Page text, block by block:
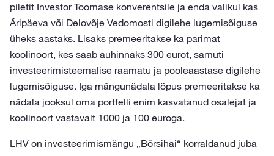
piletit Investor Toomase konverentsile ja enda valikul kas
Äripäeva või Delovõje Vedomosti digilehe lugemisõiguse
üheks aastaks. Lisaks premeeritakse ka parimat
koolinoort, kes saab auhinnaks 300 eurot, samuti
investeerimisteemalise raamatu ja pooleaastase digilehe
lugemisõiguse. Iga mängunädala lõpus premeeritakse ka
nädala jooksul oma portfelli enim kasvatanud osalejat ja
koolinoort vastavalt 1000 ja 100 euroga.
LHV on investeerimismängu „Börsihai“ korraldanud juba